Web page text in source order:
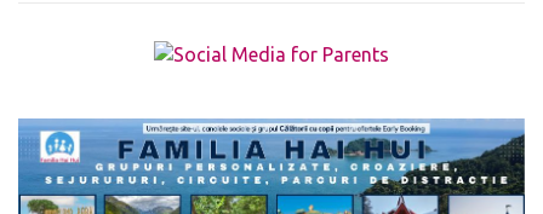
The form you have selected does not exist.